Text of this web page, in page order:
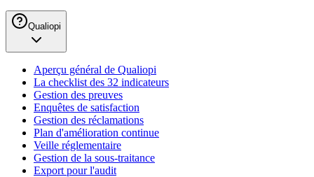
Qualiopi
Aperçu général de Qualiopi
La checklist des 32 indicateurs
Gestion des preuves
Enquêtes de satisfaction
Gestion des réclamations
Plan d'amélioration continue
Veille réglementaire
Gestion de la sous-traitance
Export pour l'audit